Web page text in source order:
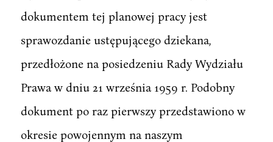
dokumentem tej planowej pracy jest
sprawozdanie ustępującego dziekana,
przedłożone na posiedzeniu Rady Wydziału
Prawa w dniu 21 września 1959 r. Podobny
dokument po raz pierwszy przedstawiono w
okresie powojennym na naszym